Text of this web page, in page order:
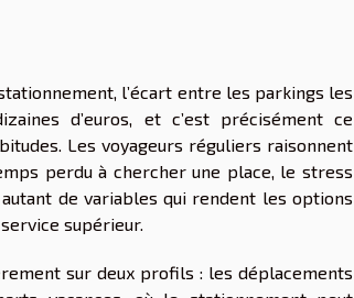
l’écart entre les parkings les
d’euros, et c’est précisément ce
Les voyageurs réguliers raisonnent
perdu à chercher une place, le stress
autant de variables qui rendent les options
supérieur.
sur deux profils : les déplacements